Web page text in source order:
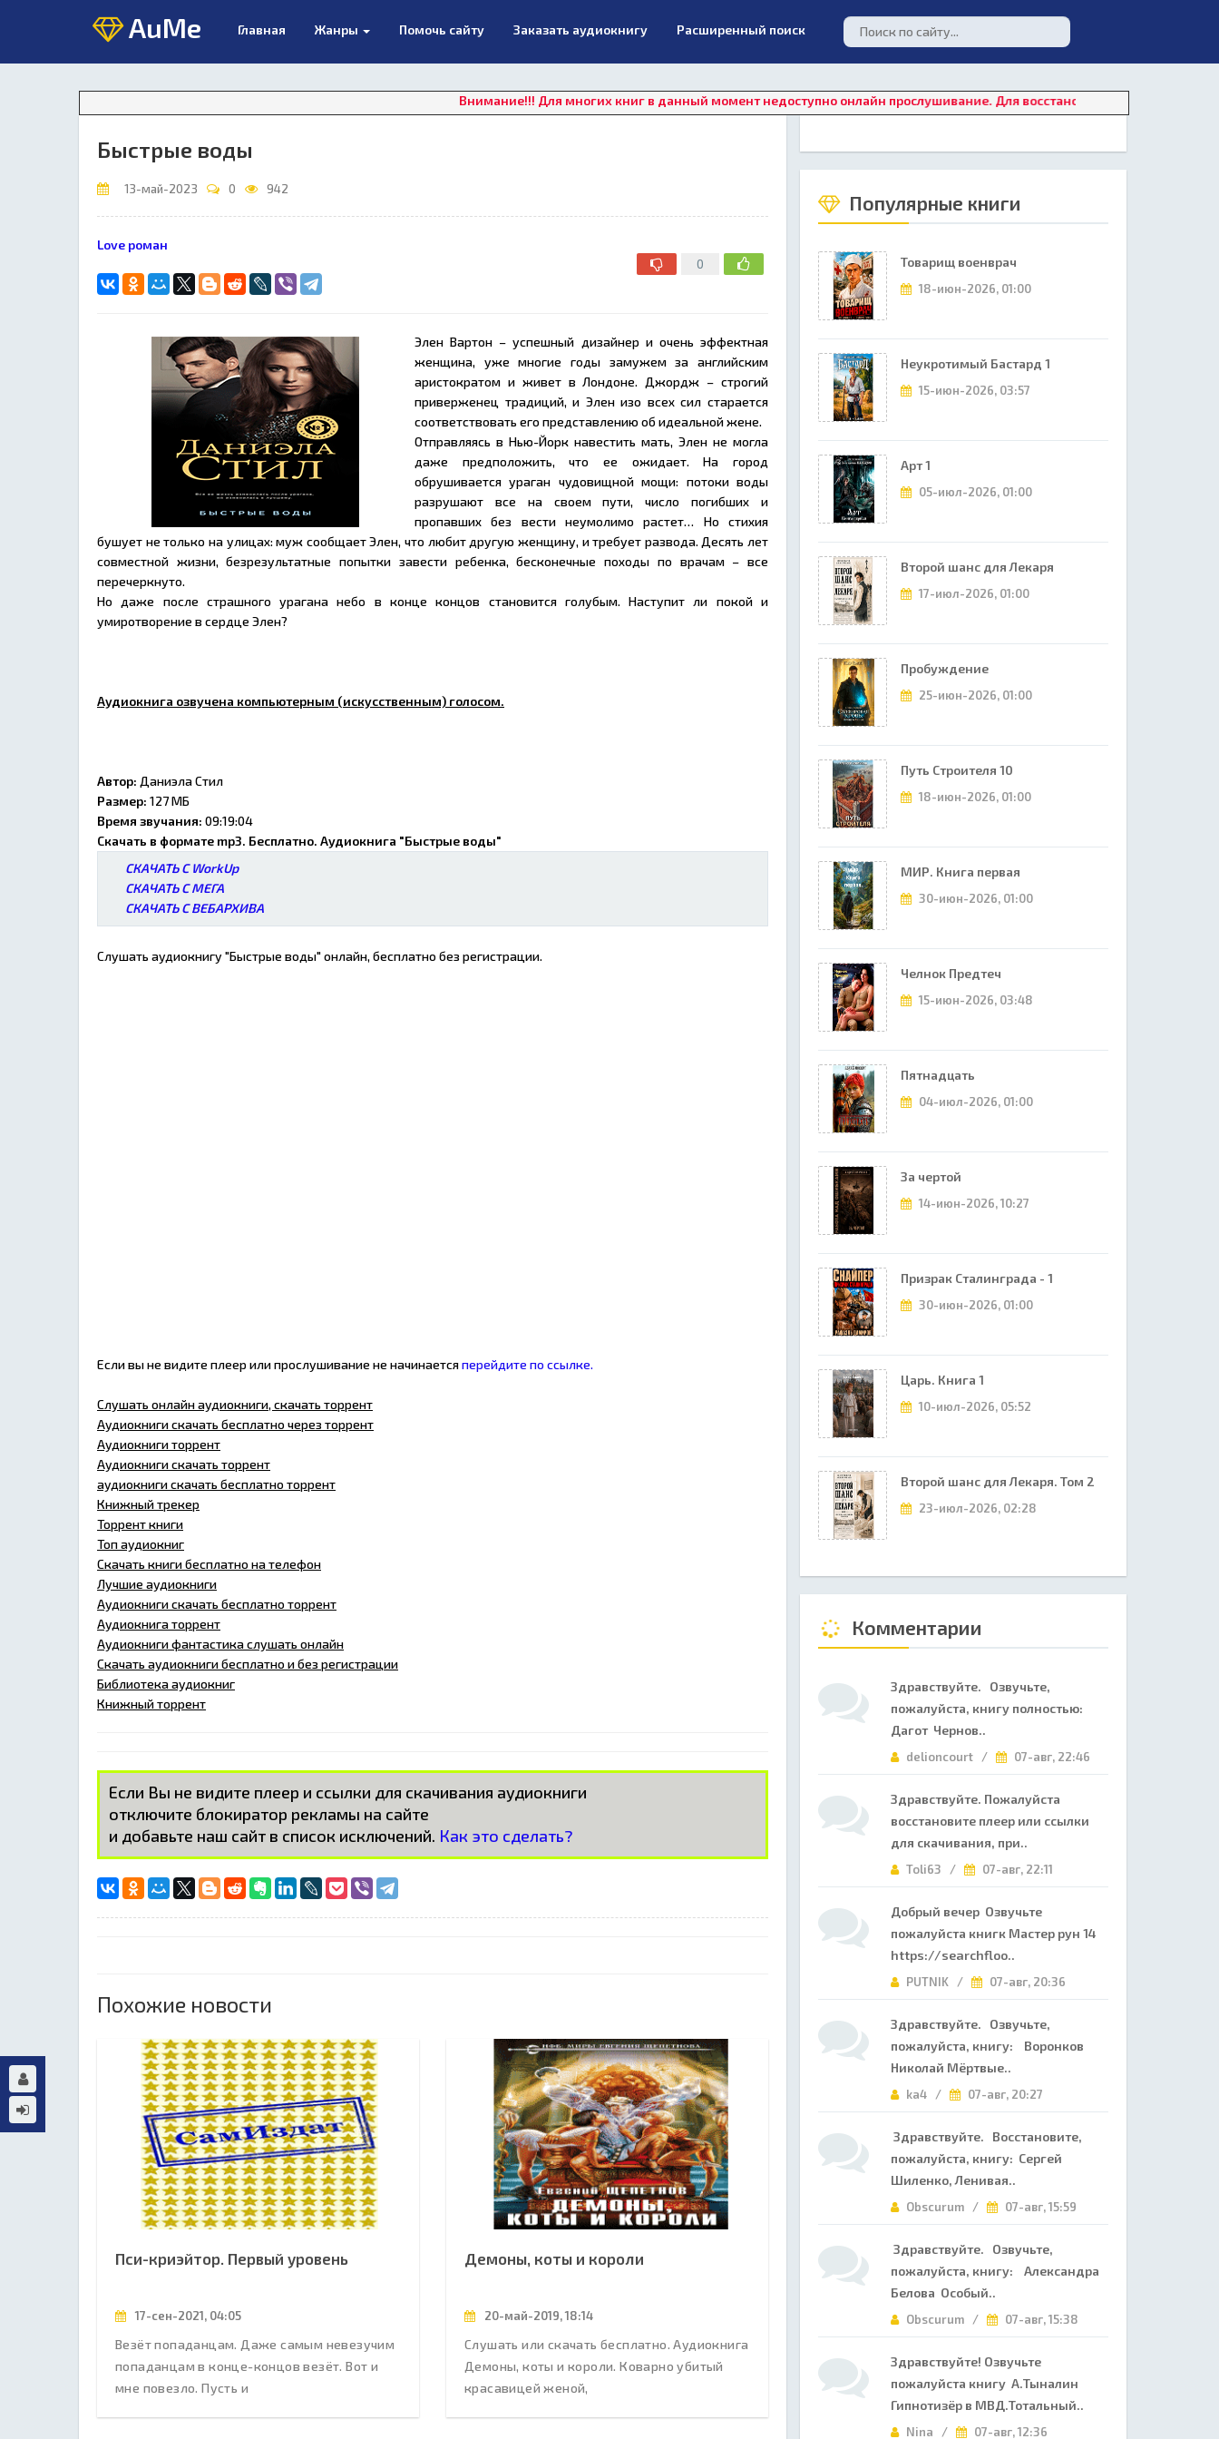
AuMe Главная Жанры Помочь сайту Заказать аудиокнигу Расширенный поиск
Внимание!!! Для многих книг в данный момент недоступно онлайн прослушивание. Для восстановления работы плеера
Быстрые воды
13-май-2023 0 942
0
Love роман
Элен Вартон – успешный дизайнер и очень эффектная
женщина, уже многие годы замужем за английским
аристократом и живет в Лондоне. Джордж – строгий
приверженец традиций, и Элен изо всех сил старается
соответствовать его представлению об идеальной жене.
Отправляясь в Нью-Йорк навестить мать, Элен не могла
даже предположить, что ее ожидает. На город
обрушивается ураган чудовищной мощи: потоки воды
разрушают все на своем пути, число погибших и
пропавших без вести неумолимо растет… Но стихия
бушует не только на улицах: муж сообщает Элен, что любит другую женщину, и требует развода. Десять лет
совместной жизни, безрезультатные попытки завести ребенка, бесконечные походы по врачам – все
перечеркнуто.
Но даже после страшного урагана небо в конце концов становится голубым. Наступит ли покой и
умиротворение в сердце Элен?
Аудиокнига озвучена компьютерным (искусственным) голосом.
Автор: Даниэла Стил
Размер: 127 МБ
Время звучания: 09:19:04
Скачать в формате mp3. Бесплатно. Аудиокнига "Быстрые воды"
СКАЧАТЬ С WorkUp
СКАЧАТЬ С МЕГА
СКАЧАТЬ С ВЕБАРХИВА
Слушать аудиокнигу "Быстрые воды" онлайн, бесплатно без регистрации.
Если вы не видите плеер или прослушивание не начинаетсяперейдите по ссылке.
Слушать онлайн аудиокниги, скачать торрент
Аудиокниги скачать бесплатно через торрент
Аудиокниги торрент
Аудиокниги скачать торрент
аудиокниги скачать бесплатно торрент
Книжный трекер
Торрент книги
Топ аудиокниг
Скачать книги бесплатно на телефон
Лучшие аудиокниги
Аудиокниги скачать бесплатно торрент
Аудиокнига торрент
Аудиокниги фантастика слушать онлайн
Скачать аудиокниги бесплатно и без регистрации
Библиотека аудиокниг
Книжный торрент
Если Вы не видите плеер и ссылки для скачивания аудиокниги
отключите блокиратор рекламы на сайте
и добавьте наш сайт в список исключений. Как это сделать?
Похожие новости
Пси-криэйтор. Первый уровень
17-сен-2021, 04:05
Везёт попаданцам. Даже самым невезучим
попаданцам в конце-концов везёт. Вот и
мне повезло. Пусть и
Демоны, коты и короли
20-май-2019, 18:14
Слушать или скачать бесплатно. Аудиокнига
Демоны, коты и короли. Коварно убитый
красавицей женой,
Популярные книги
Товарищ военврач
18-июн-2026, 01:00
Неукротимый Бастард 1
15-июн-2026, 03:57
Арт 1
05-июл-2026, 01:00
Второй шанс для Лекаря
17-июл-2026, 01:00
Пробуждение
25-июн-2026, 01:00
Путь Строителя 10
18-июн-2026, 01:00
МИР. Книга первая
30-июн-2026, 01:00
Челнок Предтеч
15-июн-2026, 03:48
Пятнадцать
04-июл-2026, 01:00
За чертой
14-июн-2026, 10:27
Призрак Сталинграда - 1
30-июн-2026, 01:00
Царь. Книга 1
10-июл-2026, 05:52
Второй шанс для Лекаря. Том 2
23-июл-2026, 02:28
Комментарии
Здравствуйте. Озвучьте,
пожалуйста, книгу полностью:
Дагот Чернов..
delioncourt / 07-авг, 22:46
Здравствуйте. Пожалуйста
восстановите плеер или ссылки
для скачивания, при..
Toli63 / 07-авг, 22:11
Добрый вечер Озвучьте
пожалуйста книгк Мастер рун 14
https://searchfloo..
PUTNIK / 07-авг, 20:36
Здравствуйте. Озвучьте,
пожалуйста, книгу: Воронков
Николай Мёртвые..
ka4 / 07-авг, 20:27
Здравствуйте. Восстановите,
пожалуйста, книгу: Сергей
Шиленко, Ленивая..
Obscurum / 07-авг, 15:59
Здравствуйте. Озвучьте,
пожалуйста, книгу: Александра
Белова Особый..
Obscurum / 07-авг, 15:38
Здравствуйте! Озвучьте
пожалуйста книгу А.Тыналин
Гипнотизёр в МВД.Тотальный..
Nina / 07-авг, 12:36